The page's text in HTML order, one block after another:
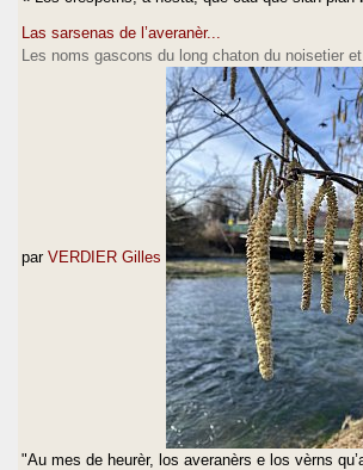
Las sarsenas de l’averanèr...
Les noms gascons du long chaton du noisetier et
par VERDIER Gilles
"Au mes de heurèr, los averanèrs e los vèrns